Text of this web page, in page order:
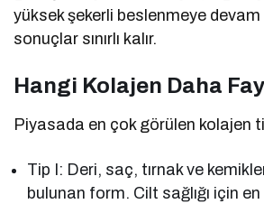
yüksek şekerli beslenmeye devam
sonuçlar sınırlı kalır.
Hangi Kolajen Daha
Piyasada en çok görülen kolajen
Tip I: Deri, saç, tırnak ve
bulunan form. Cilt sağlığı için